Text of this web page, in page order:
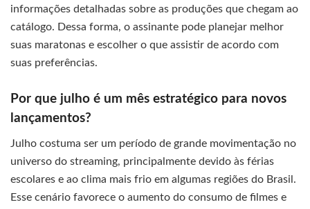
informações detalhadas sobre as produções que chegam ao
catálogo. Dessa forma, o assinante pode planejar melhor
suas maratonas e escolher o que assistir de acordo com
suas preferências.
Por que julho é um mês estratégico para novos
lançamentos?
Julho costuma ser um período de grande movimentação no
universo do streaming, principalmente devido às férias
escolares e ao clima mais frio em algumas regiões do Brasil.
Esse cenário favorece o aumento do consumo de filmes e